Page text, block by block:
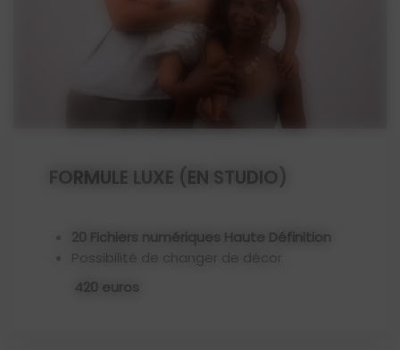
FORMULE LUXE (EN STUDIO)
20 Fichiers numériques Haute Définition
420 euros